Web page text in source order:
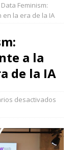
Feminism:
la era de la IA
a la
de la IA
desactivados